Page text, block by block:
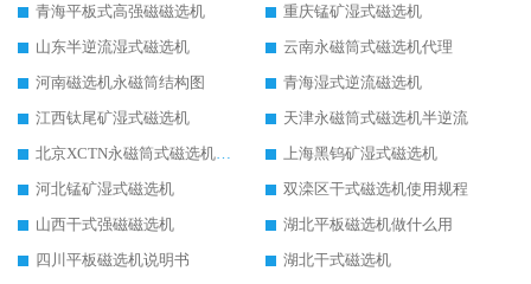
青海平板式高强磁磁选机
重庆锰矿湿式磁选机
山东半逆流湿式磁选机
云南永磁筒式磁选机代理
河南磁选机永磁筒结构图
青海湿式逆流磁选机
江西钛尾矿湿式磁选机
天津永磁筒式磁选机半逆流
上海黑钨矿湿式磁选机
河北锰矿湿式磁选机
双滦区干式磁选机使用规程
山西干式强磁磁选机
湖北平板磁选机做什么用
四川平板磁选机说明书
湖北干式磁选机